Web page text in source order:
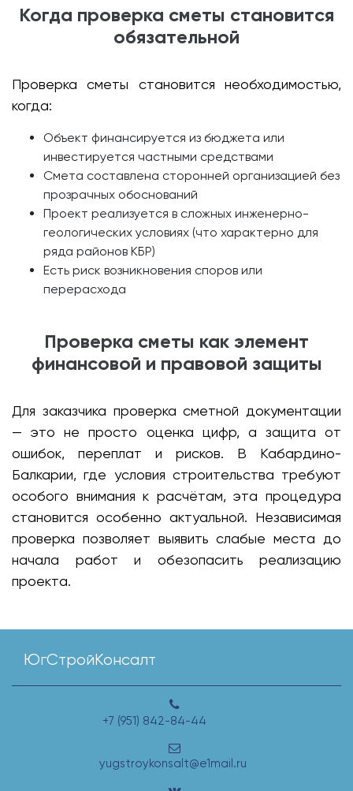
Когда проверка сметы становится
обязательной
Проверка сметы становится необходимостью,
когда:
Объект финансируется из бюджета или
инвестируется частными средствами
Смета составлена сторонней организацией без
прозрачных обоснований
Проект реализуется в сложных инженерно-
геологических условиях (что характерно для
ряда районов КБР)
Есть риск возникновения споров или
перерасхода
Проверка сметы как элемент
финансовой и правовой защиты
Для заказчика проверка сметной документации
— это не просто оценка цифр, а защита от
ошибок, переплат и рисков. В Кабардино-
Балкарии, где условия строительства требуют
особого внимания к расчётам, эта процедура
становится особенно актуальной. Независимая
проверка позволяет выявить слабые места до
начала работ и обезопасить реализацию
проекта.
ЮгСтройКонсалт
+7 (951) 842-84-44
yugstroykonsalt@e1mail.ru